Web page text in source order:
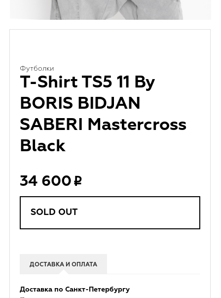
Футболки
T-Shirt TS5 11 By
BORIS BIDJAN
SABERI Mastercross
Black
34 600
SOLD OUT
ДОСТАВКА И ОПЛАТА
Доставка по Санкт-Петербургу